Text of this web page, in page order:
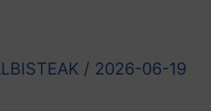
/ 2026-06-19